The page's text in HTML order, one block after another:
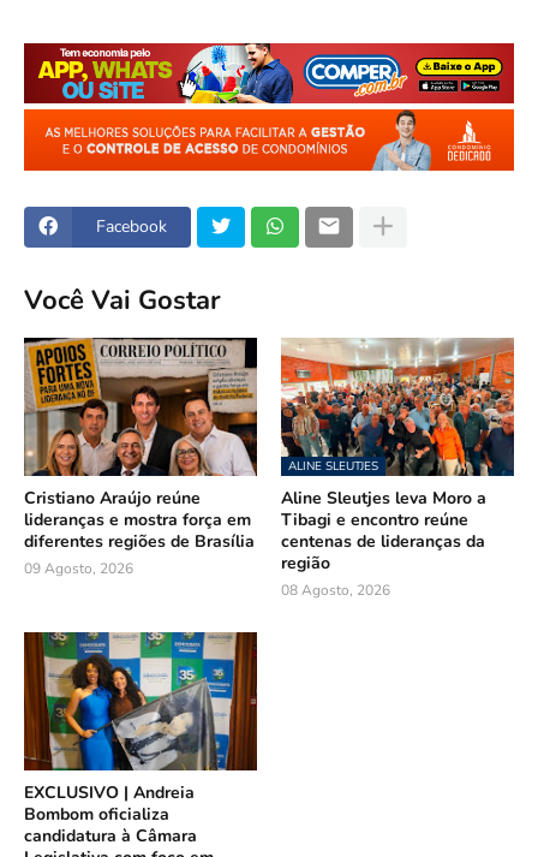
Facebook
Você Vai Gostar
Cristiano Araújo reúne
lideranças e mostra força em
diferentes regiões de Brasília
09 Agosto, 2026
ALINE SLEUTJES
Aline Sleutjes leva Moro a
Tibagi e encontro reúne
centenas de lideranças da
região
08 Agosto, 2026
EXCLUSIVO | Andreia
Bombom oficializa
candidatura à Câmara